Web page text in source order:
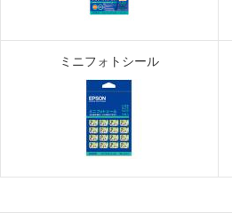
ミニフォトシール